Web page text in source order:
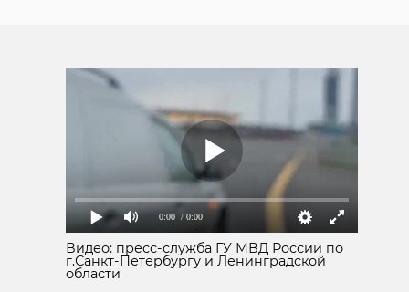
0:00 / 0:00
Видео: пресс-служба ГУ МВД России по
г.Санкт-Петербургу и Ленинградской
области